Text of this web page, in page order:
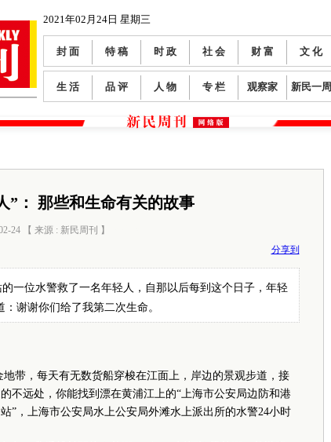
2021年02月24日 星期三
封 面 特 稿 时 政 社 会 财 富 文 化
生 活 品 评 人 物 专 栏 观察家 新民一周
”： 那些和生命有关的故事
24 【 来源 : 新民周刊 】
分享到
一位水警救了一名年轻人，自那以后每到这个日子，年轻
谢谢你们给了我第二次生命。
带，每天有无数货船穿梭在江面上，岸边的景观步道，接
不远处，你能找到漂在黄浦江上的“上海市公安局边防和港
”，上海市公安局水上公安局外滩水上派出所的水警24小时